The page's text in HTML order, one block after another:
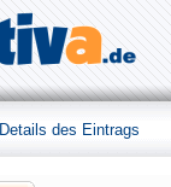
Details des Eintrags